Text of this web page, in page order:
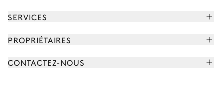
Corse
Cap Ferret
SERVICES
Réserver vos vacances
Rencontrer votre concierge
PROPRIÉTAIRES
CONTACTEZ-NOUS